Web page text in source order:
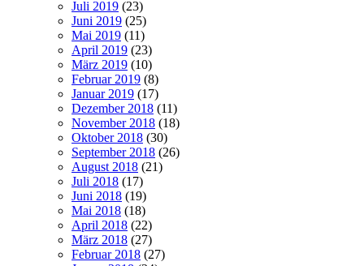
Juli 2019 (23)
Juni 2019 (25)
Mai 2019 (11)
April 2019 (23)
März 2019 (10)
Februar 2019 (8)
Januar 2019 (17)
Dezember 2018 (11)
November 2018 (18)
Oktober 2018 (30)
September 2018 (26)
August 2018 (21)
Juli 2018 (17)
Juni 2018 (19)
Mai 2018 (18)
April 2018 (22)
März 2018 (27)
Februar 2018 (27)